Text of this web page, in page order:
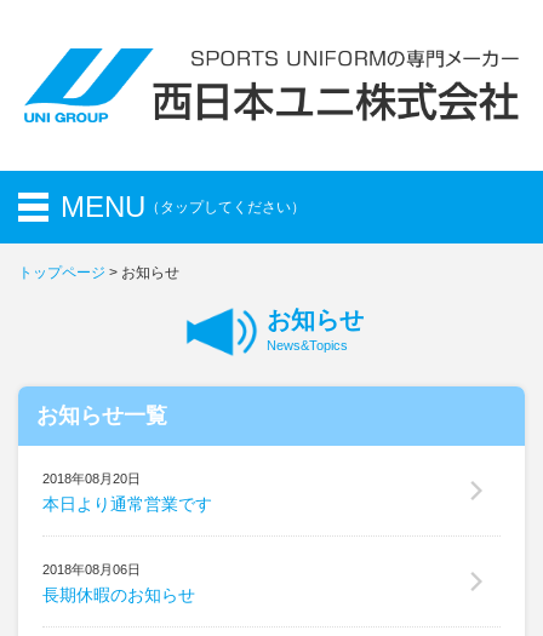
MENU （タップしてください）
トップページ
会社概要
取扱商品
トップページ > お知らせ
お知らせ
News&Topics
お知らせ一覧
2018年08月20日
本日より通常営業です
2018年08月06日
長期休暇のお知らせ